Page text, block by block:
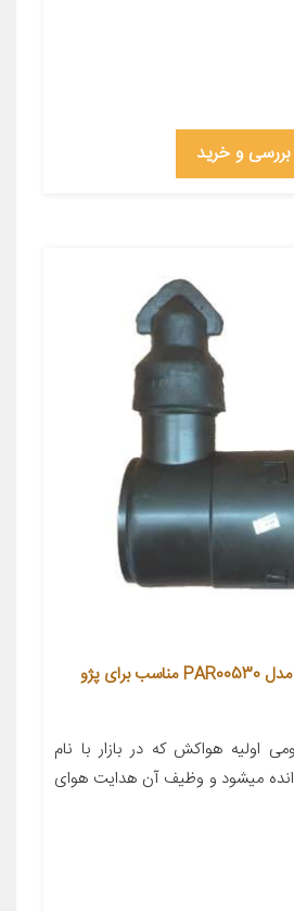
بررسی و خرید
لوله هواکش سشواری مدل PAR00530 مناسب برای پژو
اولیه هواکش که در بازار با نام
میشود و وظیف آن هدایت هوای